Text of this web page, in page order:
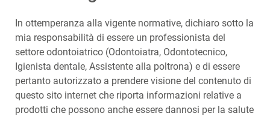
In ottemperanza alla vigente normative, dichiaro sotto la
mia responsabilità di essere un professionista del
settore odontoiatrico (Odontoiatra, Odontotecnico,
Igienista dentale, Assistente alla poltrona) e di essere
pertanto autorizzato a prendere visione del contenuto di
questo sito internet che riporta informazioni relative a
prodotti che possono anche essere dannosi per la salute